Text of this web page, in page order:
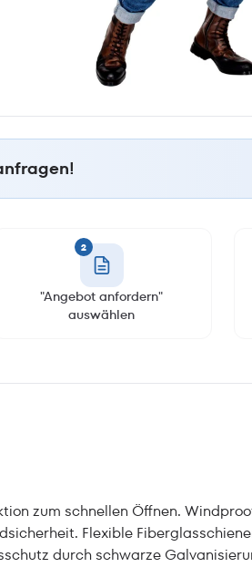
2
"Angebot anfordern"
auswählen
zum schnellen Öffnen.
Flexible
durch schwarze